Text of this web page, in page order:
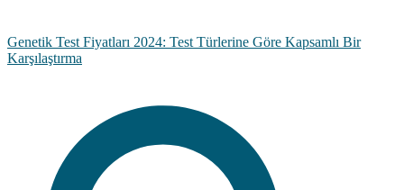
Genetik Test Fiyatları 2024: Test Türlerine Göre Kapsamlı Bir
Karşılaştırma